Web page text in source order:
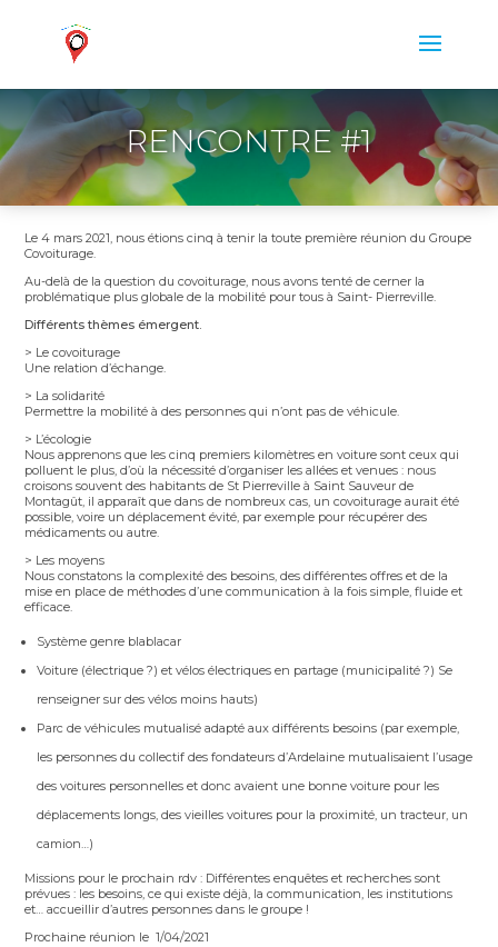
RENCONTRE #1
Le 4 mars 2021, nous étions cinq à tenir la toute première réunion du Groupe
Covoiturage.
Au-delà de la question du covoiturage, nous avonstenté de cerner la
problématique plus globale de la mobilité pour tous à Saint- Pierreville.
Différents thèmes émergent.
> Le covoiturage
Une relation d’échange.
> La solidarité
Permettre la mobilité à des personnes qui n’ont pas de véhicule.
> L’écologie
Nous apprenons que les cinq premiers kilomètres en voiture sont ceux qui
polluent le plus, d’où la nécessité d’organiser les allées et venues : nous
croisons souvent des habitants de St Pierreville à Saint Sauveur de
Montagût, il apparaît que dans de nombreux cas, un covoiturage aurait été
possible, voire un déplacement évité, par exemple pour récupérer des
médicaments ou autre.
> Les moyens
Nous constatons la complexité des besoins, des différentes offres et de la
mise en place de méthodes d’une communication à la fois simple, fluide et
efficace.
Système genre blablacar
Voiture (électrique ?) et vélos électriques en partage (municipalité ?) Se
renseigner sur des vélos moins hauts)
Parc de véhicules mutualisé adapté aux différents besoins (par exemple,
les personnes du collectif des fondateurs d’Ardelaine mutualisaient l’usage
des voitures personnelles et donc avaient une bonne voiture pour les
déplacements longs, des vieilles voitures pour la proximité, un tracteur, un
camion…)
Missions pour le prochain rdv : Différentes enquêtes et recherches sont
prévues : les besoins, ce qui existe déjà, la communication, les institutions
et… accueillir d’autres personnes dans le groupe !
Prochaine réunion le 1/04/2021